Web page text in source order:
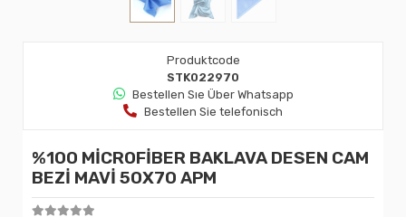
Produktcode
STK022970
Bestellen Sıe Über Whatsapp
Bestellen Sie telefonisch
%100 MİCROFİBER BAKLAVA DESEN CAM
BEZİ MAVİ 50X70 APM